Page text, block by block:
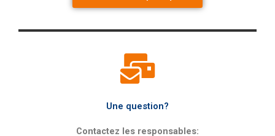
Une question?
Contactez les responsables: